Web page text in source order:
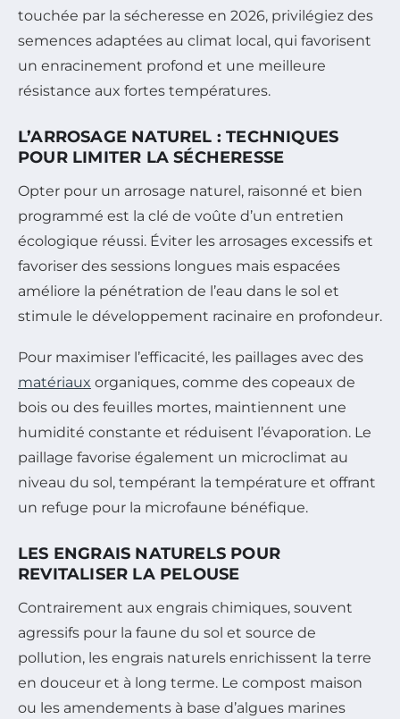
touchée par la sécheresse en 2026, privilégiez des
semences adaptées au climat local, qui favorisent
un enracinement profond et une meilleure
résistance aux fortes températures.
L’ARROSAGE NATUREL : TECHNIQUES
POUR LIMITER LA SÉCHERESSE
Opter pour un arrosage naturel, raisonné et bien
programmé est la clé de voûte d’un entretien
écologique réussi. Éviter les arrosages excessifs et
favoriser des sessions longues mais espacées
améliore la pénétration de l’eau dans le sol et
stimule le développement racinaire en profondeur.
Pour maximiser l’efficacité, les paillages avec des
matériaux organiques, comme des copeaux de
bois ou des feuilles mortes, maintiennent une
humidité constante et réduisent l’évaporation. Le
paillage favorise également un microclimat au
niveau du sol, tempérant la température et offrant
un refuge pour la microfaune bénéfique.
LES ENGRAIS NATURELS POUR
REVITALISER LA PELOUSE
Contrairement aux engrais chimiques, souvent
agressifs pour la faune du sol et source de
pollution, les engrais naturels enrichissent la terre
en douceur et à long terme. Le compost maison
ou les amendements à base d’algues marines